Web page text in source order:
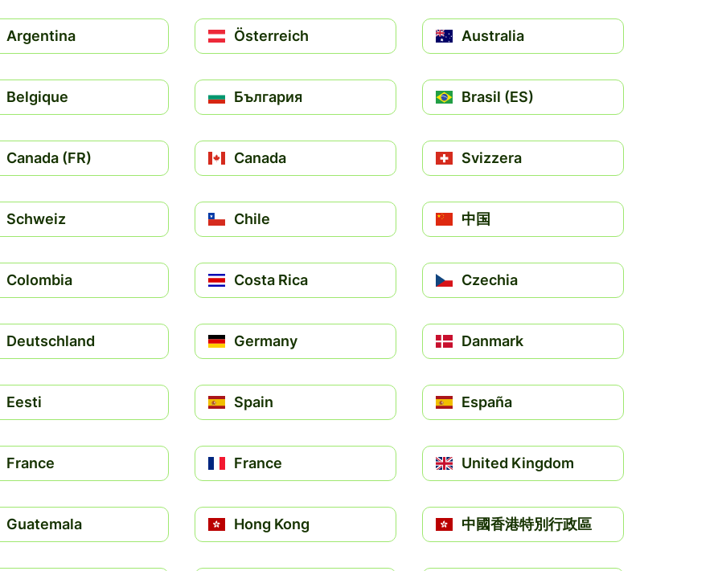
Argentina Österreich Australia
Belgique България Brasil (ES)
Canada (FR) Canada Svizzera
Schweiz Chile 中国
Colombia Costa Rica Czechia
Deutschland Germany Danmark
Eesti Spain España
France France United Kingdom
Guatemala Hong Kong 中國香港特別行政區